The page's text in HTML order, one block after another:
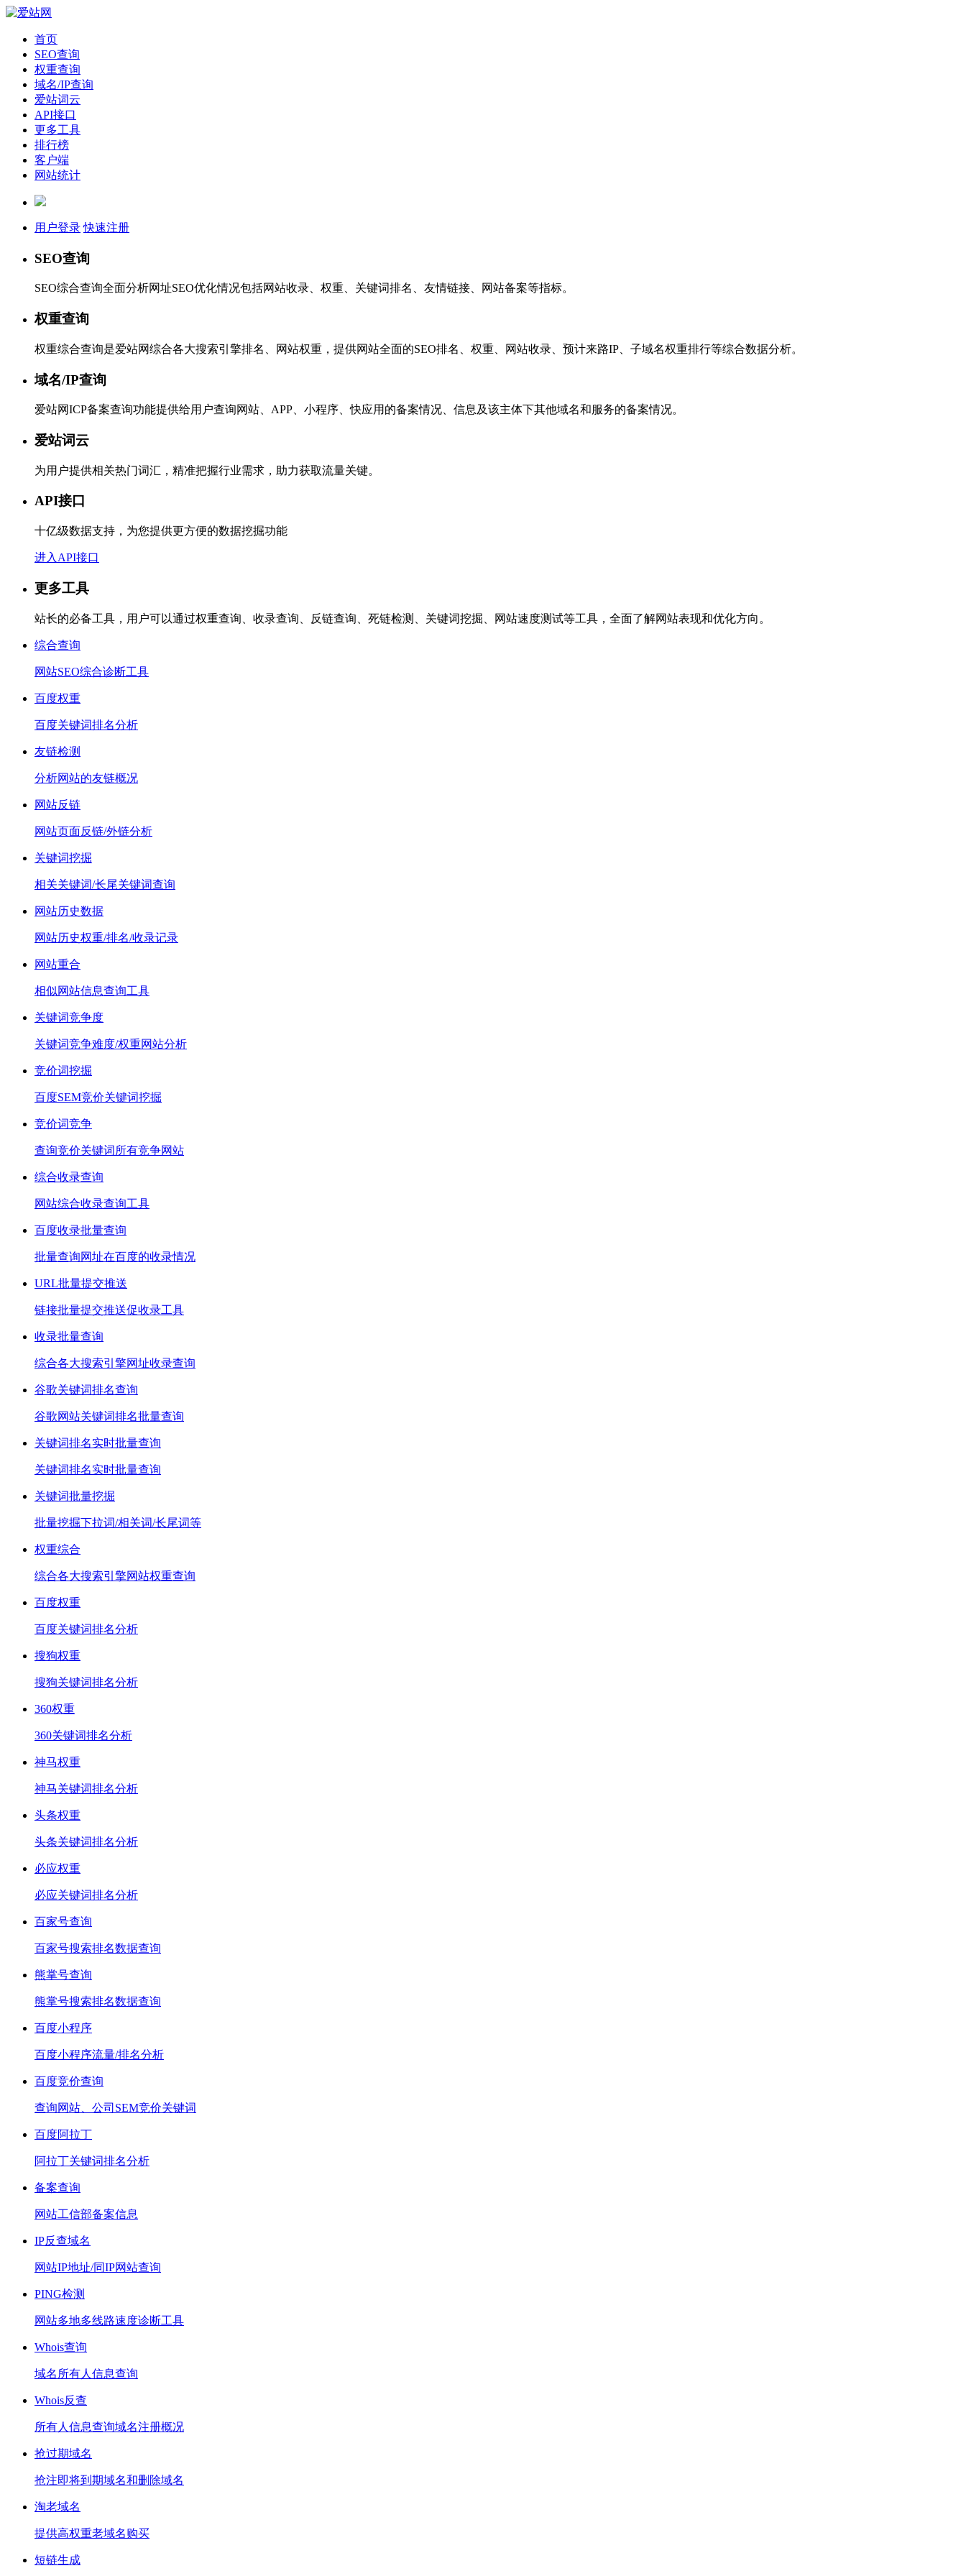
首页
SEO查询
权重查询
域名/IP查询
爱站词云
API接口
更多工具
排行榜
客户端
网站统计
用户登录 快速注册
SEO查询
SEO综合查询全面分析网址SEO优化情况包括网站收录、权重、关键词排名、友情链接、网站备案等指标。
权重查询
权重综合查询是爱站网综合各大搜索引擎排名、网站权重，提供网站全面的SEO排名、权重、网站收录、预计来路IP、子域名权重排行等综合数据分析。
域名/IP查询
爱站网ICP备案查询功能提供给用户查询网站、APP、小程序、快应用的备案情况、信息及该主体下其他域名和服务的备案情况。
爱站词云
为用户提供相关热门词汇，精准把握行业需求，助力获取流量关键。
API接口
十亿级数据支持，为您提供更方便的数据挖掘功能
进入API接口
更多工具
站长的必备工具，用户可以通过权重查询、收录查询、反链查询、死链检测、关键词挖掘、网站速度测试等工具，全面了解网站表现和优化方向。
综合查询
网站SEO综合诊断工具
百度权重
百度关键词排名分析
友链检测
分析网站的友链概况
网站反链
网站页面反链/外链分析
关键词挖掘
相关关键词/长尾关键词查询
网站历史数据
网站历史权重/排名/收录记录
网站重合
相似网站信息查询工具
关键词竞争度
关键词竞争难度/权重网站分析
竞价词挖掘
百度SEM竞价关键词挖掘
竞价词竞争
查询竞价关键词所有竞争网站
综合收录查询
网站综合收录查询工具
百度收录批量查询
批量查询网址在百度的收录情况
URL批量提交推送
链接批量提交推送促收录工具
收录批量查询
综合各大搜索引擎网址收录查询
谷歌关键词排名查询
谷歌网站关键词排名批量查询
关键词排名实时批量查询
关键词排名实时批量查询
关键词批量挖掘
批量挖掘下拉词/相关词/长尾词等
权重综合
综合各大搜索引擎网站权重查询
百度权重
百度关键词排名分析
搜狗权重
搜狗关键词排名分析
360权重
360关键词排名分析
神马权重
神马关键词排名分析
头条权重
头条关键词排名分析
必应权重
必应关键词排名分析
百家号查询
百家号搜索排名数据查询
熊掌号查询
熊掌号搜索排名数据查询
百度小程序
百度小程序流量/排名分析
百度竞价查询
查询网站、公司SEM竞价关键词
百度阿拉丁
阿拉丁关键词排名分析
备案查询
网站工信部备案信息
IP反查域名
网站IP地址/同IP网站查询
PING检测
网站多地多线路速度诊断工具
Whois查询
域名所有人信息查询
Whois反查
所有人信息查询域名注册概况
抢过期域名
抢注即将到期域名和删除域名
淘老域名
提供高权重老域名购买
短链生成